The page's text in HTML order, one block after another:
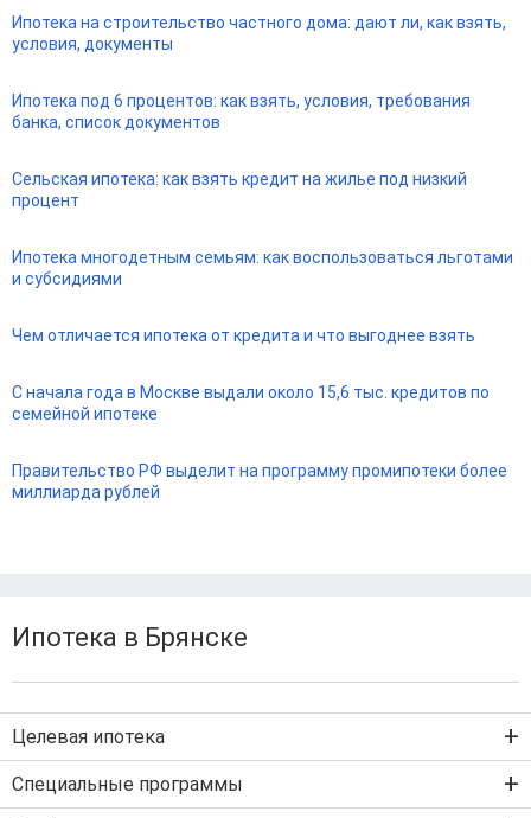
Ипотека на строительство частного дома: дают ли, как взять,
условия, документы
Ипотека под 6 процентов: как взять, условия, требования
банка, список документов
Сельская ипотека: как взять кредит на жилье под низкий
процент
Ипотека многодетным семьям: как воспользоваться льготами
и субсидиями
Чем отличается ипотека от кредита и что выгоднее взять
С начала года в Москве выдали около 15,6 тыс. кредитов по
семейной ипотеке
Правительство РФ выделит на программу промипотеки более
миллиарда рублей
Ипотека в Брянске
Целевая ипотека
Ипотека на вторичку
Специальные программы